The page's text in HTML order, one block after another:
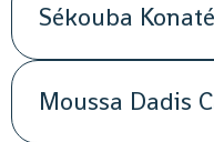
Sékouba
Moussa Dadis